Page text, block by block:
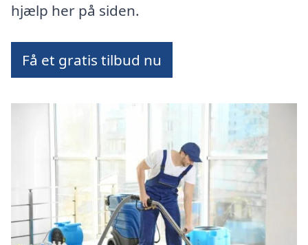
hjælp her på siden.
Få et gratis tilbud nu